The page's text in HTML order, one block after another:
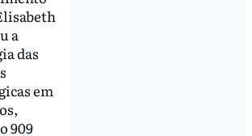
a
das
em
909